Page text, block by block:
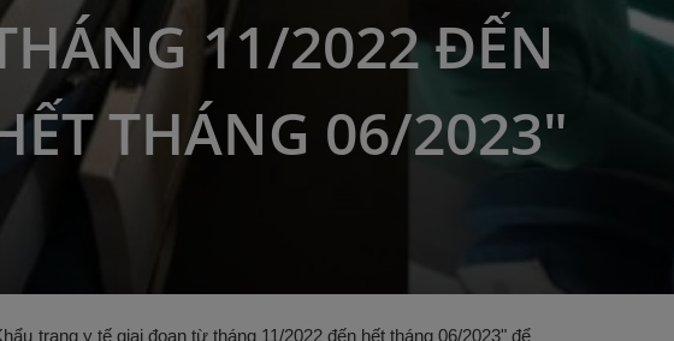
11/2022 ĐẾN
THÁNG 06/2023"
trang y tế giai đoạn từ tháng 11/2022 đến hết tháng 06/2023" để